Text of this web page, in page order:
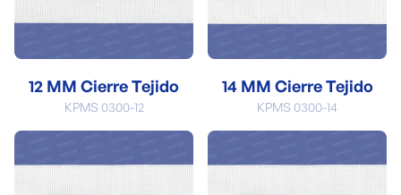
12 MM Cierre Tejido
KPMS 0300-12
14 MM Cierre Tejido
KPMS 0300-14